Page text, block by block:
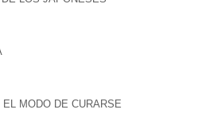
MODO DE CURARSE